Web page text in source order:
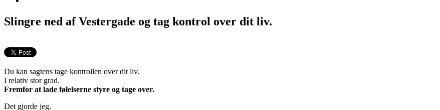
Slingre ned af Vestergade og tag kontrol over dit liv.
Du kan sagtens tage kontrollen over dit liv.
I relativ stor grad.
Fremfor at lade følelserne styre og tage over.
Det gjorde jeg.